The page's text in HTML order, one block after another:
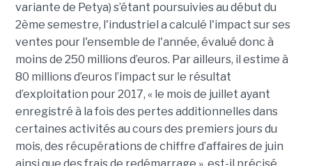
variante de Petya) s’étant poursuivies au début du
2ème semestre, l'industriel a calculé l'impact sur ses
ventes pour l'ensemble de l'année, évalué donc à
moins de 250 millions d’euros. Par ailleurs, il estime à
80 millions d’euros l’impact sur le résultat
d’exploitation pour 2017, « le mois de juillet ayant
enregistré à la fois des pertes additionnelles dans
certaines activités au cours des premiers jours du
mois, des récupérations de chiffre d’affaires de juin